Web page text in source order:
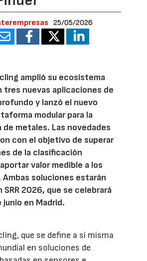
25/05/2026
amplió su ecosistema
tres nuevas aplicaciones de
y lanzó el nuevo
modular para la
de metales. Las novedades
con el objetivo de superar
de la clasificación
valor medible a los
soluciones estarán
2026, que se celebrará
junio en Madrid.
que se define a sí misma
en soluciones de